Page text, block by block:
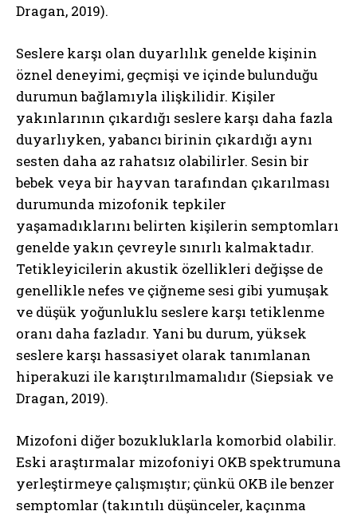
Dragan, 2019).
Seslere karşı olan duyarlılık genelde kişinin
öznel deneyimi, geçmişi ve içinde bulunduğu
durumun bağlamıyla ilişkilidir. Kişiler
yakınlarının çıkardığı seslere karşı daha fazla
duyarlıyken, yabancı birinin çıkardığı aynı
sesten daha az rahatsız olabilirler. Sesin bir
bebek veya bir hayvan tarafından çıkarılması
durumunda mizofonik tepkiler
yaşamadıklarını belirten kişilerin semptomları
genelde yakın çevreyle sınırlı kalmaktadır.
Tetikleyicilerin akustik özellikleri değişse de
genellikle nefes ve çiğneme sesi gibi yumuşak
ve düşük yoğunluklu seslere karşı tetiklenme
oranı daha fazladır. Yani bu durum, yüksek
seslere karşı hassasiyet olarak tanımlanan
hiperakuzi ile karıştırılmamalıdır (Siepsiak ve
Dragan, 2019).
Mizofoni diğer bozukluklarla komorbid olabilir.
Eski araştırmalar mizofoniyi OKB spektrumuna
yerleştirmeye çalışmıştır; çünkü OKB ile benzer
semptomlar (takıntılı düşünceler, kaçınma